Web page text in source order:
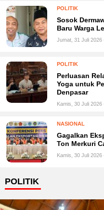
POLITIK
Sosok
Baru Warga
Jumat, 31 Juli 2026
POLITIK
Perluasan
Yoga untuk
Denpasar
Kamis, 30 Juli 2026
NASIONAL
Gagalkan
Ton Merkuri
Kamis, 30 Juli 2026
POLITIK